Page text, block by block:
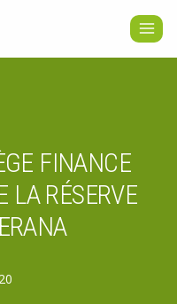
FINANCE
LA RÉSERVE